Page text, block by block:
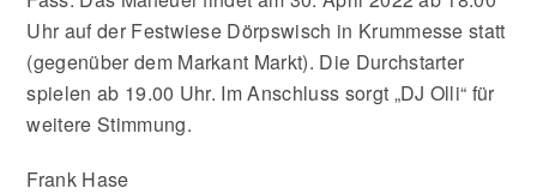
Uhr auf der Festwiese Dörpswisch in Krummesse statt
(gegenüber dem Markant Markt). Die Durchstarter
spielen ab 19.00 Uhr. Im Anschluss sorgt „DJ Olli“ für
weitere Stimmung.
Frank Hase